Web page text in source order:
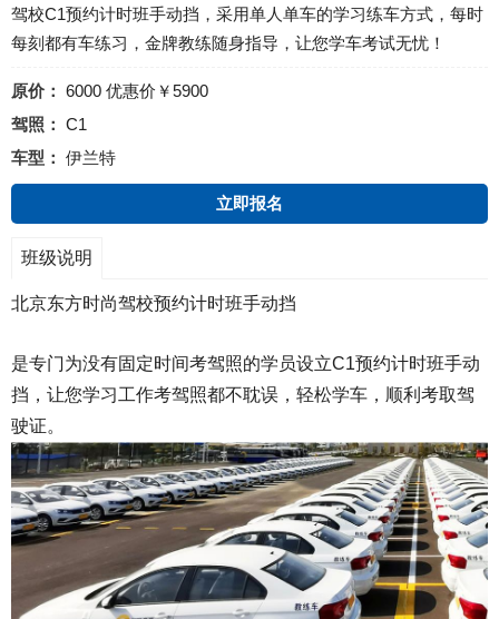
驾校C1预约计时班手动挡，采用单人单车的学习练车方式，每时
每刻都有车练习，金牌教练随身指导，让您学车考试无忧！
原价： 6000 优惠价￥5900
驾照： C1
车型： 伊兰特
立即报名
班级说明
北京东方时尚驾校预约计时班手动挡
是专门为没有固定时间考驾照的学员设立C1预约计时班手动
挡，让您学习工作考驾照都不耽误，轻松学车，顺利考取驾
驶证。